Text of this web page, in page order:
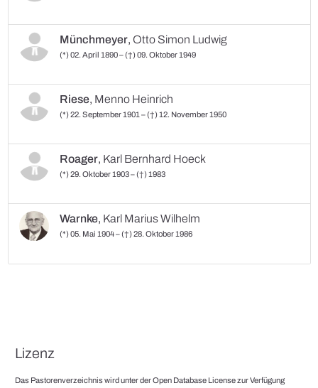
Münchmeyer, Otto Simon Ludwig
(*) 02. April 1890 – (†) 09. Oktober 1949
Riese, Menno Heinrich
(*) 22. September 1901 – (†) 12. November 1950
Roager, Karl Bernhard Hoeck
(*) 29. Oktober 1903 – (†) 1983
Warnke, Karl Marius Wilhelm
(*) 05. Mai 1904 – (†) 28. Oktober 1986
Lizenz
Das Pastorenverzeichnis wird unter der Open Database License zur Verfügung